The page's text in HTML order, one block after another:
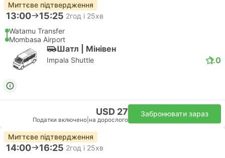
Миттєве підтвердження
13:00 15:25 2год і 25хв
Watamu Transfer
Mombasa Airport
Шатл | Мiнiвен
Impala Shuttle 1.0
USD 27
Податки включено на дорослого
Забронювати зараз
Миттєве підтвердження
14:00 16:25 2год і 25хв